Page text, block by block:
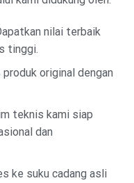
nilai terbaik
tinggi.
produk original dengan
teknis kami siap
dan
ke suku cadang asli